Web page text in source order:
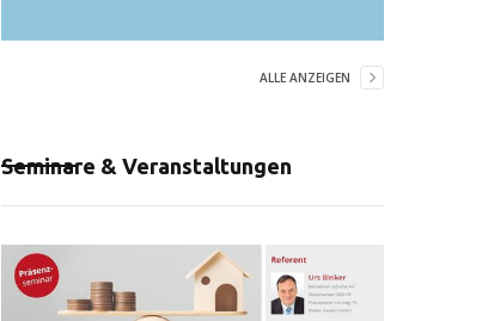
ALLE ANZEIGEN
Seminare & Veranstaltungen